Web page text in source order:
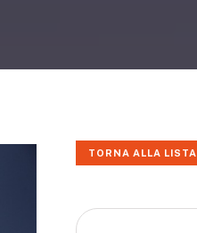
TORNA ALLA LISTA